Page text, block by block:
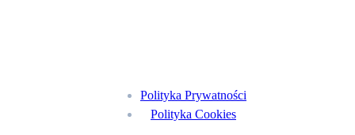
Polityka Prywatności
Polityka Cookies